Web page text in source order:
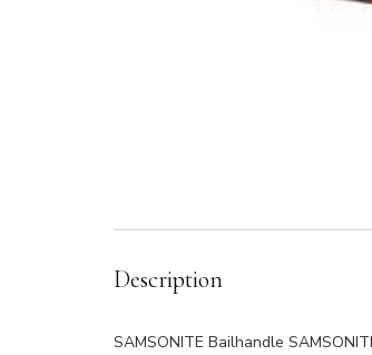
Description
SAMSONITE Bailhandle